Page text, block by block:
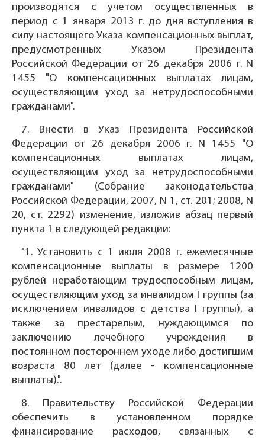
производятся с учетом осуществленных в
период с 1 января 2013 г. до дня вступления в
силу настоящего Указа компенсационных выплат,
предусмотренных Указом Президента
Российской Федерации от 26 декабря 2006 г. N
1455 "О компенсационных выплатах лицам,
осуществляющим уход за нетрудоспособными
гражданами".
7. Внести в Указ Президента Российской
Федерации от 26 декабря 2006 г. N 1455 "О
компенсационных выплатах лицам,
осуществляющим уход за нетрудоспособными
гражданами" (Собрание законодательства
Российской Федерации, 2007, N 1, ст. 201; 2008, N
20, ст. 2292) изменение, изложив абзац первый
пункта 1 в следующей редакции:
"1. Установить с 1 июля 2008 г. ежемесячные
компенсационные выплаты в размере 1200
рублей неработающим трудоспособным лицам,
осуществляющим уход за инвалидом I группы (за
исключением инвалидов с детства I группы), а
также за престарелым, нуждающимся по
заключению лечебного учреждения в
постоянном постороннем уходе либо достигшим
возраста 80 лет (далее - компенсационные
выплаты).".
8. Правительству Российской Федерации
обеспечить в установленном порядке
финансирование расходов, связанных с